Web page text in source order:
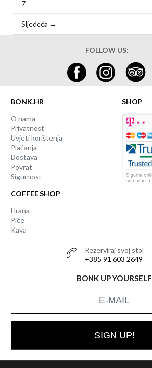
7
Sljedeća →
FOLLOW US:
BONK.HR
O nama
Privatnost
Uvjeti korištenja
Plaćanja
Dostava
Povrat
Sigurnost
COFFEE SHOP
Hrana
Piće
Kava
SHOP
Rezerviraj svoj stol
+385 91 603 2649
BONK UP YOURSELF
SIGN UP!